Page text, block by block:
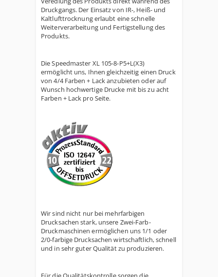
Druckgangs. Der Einsatz von IR-, Heiß- und
Kaltlufttrocknung erlaubt eine schnelle
Weiterverarbeitung und Fertigstellung des
Produkts.
Die Speedmaster XL 105-8-P5+L(X3)
ermöglicht uns, Ihnen gleichzeitig einen Druck
von 4/4 Farben + Lack anzubieten oder auf
Wunsch hochwertige Drucke mit bis zu acht
Farben + Lack pro Seite.
Wir sind nicht nur bei mehrfarbigen
Drucksachen stark, unsere Zwei-Farb-
Druckmaschinen ermöglichen uns 1/1 oder
2/0-farbige Drucksachen wirtschaftlich, schnell
und in sehr guter Qualität zu produzieren.